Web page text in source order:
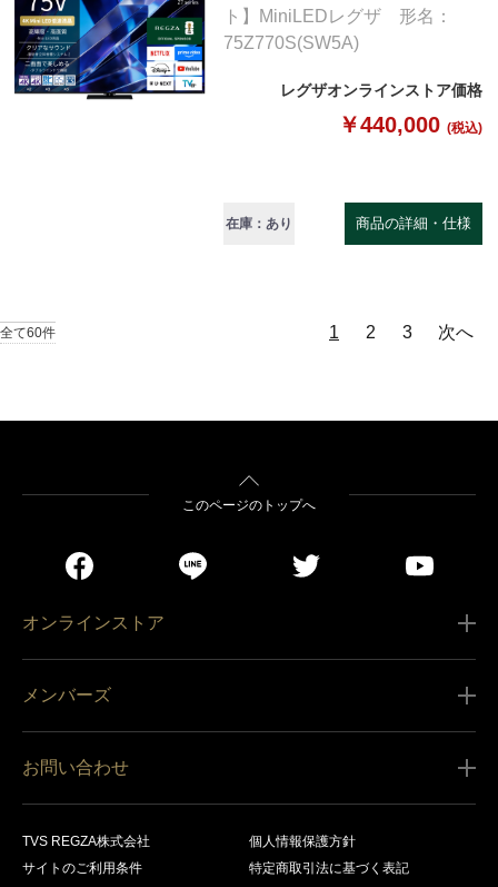
ト】MiniLEDレグザ 形名：
75Z770S(SW5A)
レグザオンラインストア価格
￥440,000 (税込)
在庫：あり 商品の詳細・仕様
全て60件 1 2 3 次へ
このページのトップへ
オンラインストア
営業日カレンダー
メンバーズ
会員規約
商品登録
お問い合わせ
TVS REGZA株式会社
個人情報保護方針
サイトのご利用条件
特定商取引法に基づく表記